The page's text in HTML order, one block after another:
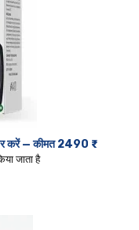
करें — कीमत 2490 ₹
जाता है